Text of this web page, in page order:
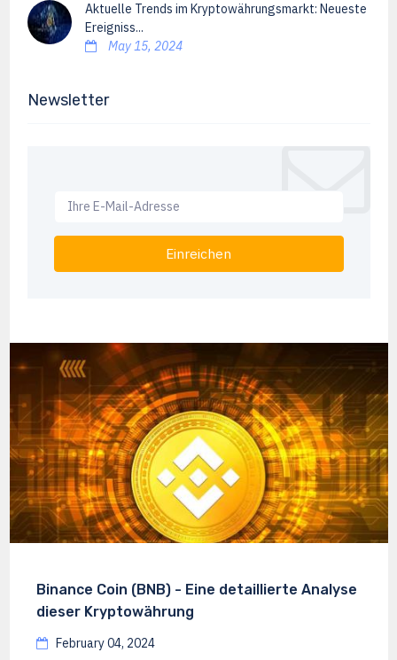
Aktuelle Trends im Kryptowährungsmarkt: Neueste
Ereigniss...
May 15, 2024
Newsletter
Einreichen
Binance Coin (BNB) - Eine detaillierte Analyse
dieser Kryptowährung
February 04, 2024